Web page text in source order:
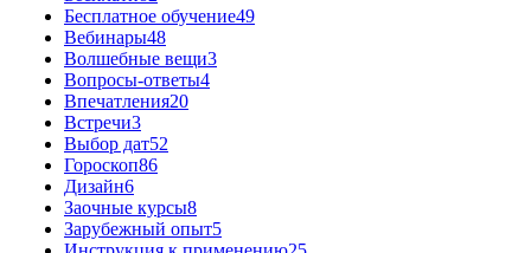
Бесплатное обучение49
Вебинары48
Волшебные вещи3
Вопросы-ответы4
Впечатления20
Встречи3
Выбор дат52
Гороскоп86
Дизайн6
Заочные курсы8
Зарубежный опыт5